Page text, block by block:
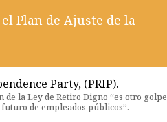
Plan de Ajuste de la
la Ley de Retiro Digno “es otro golpe
de empleados públicos”.